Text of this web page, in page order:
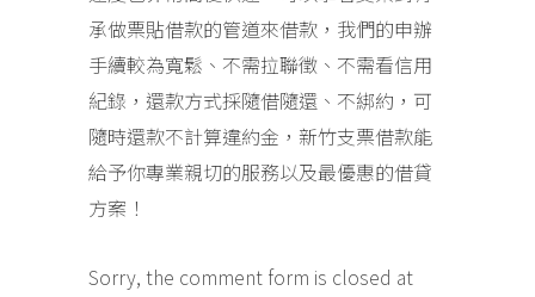
承做票貼借款的管道來借款，我們的申辦
手續較為寬鬆、不需拉聯徵、不需看信用
紀錄，還款方式採隨借隨還、不綁約，可
隨時還款不計算違約金，新竹支票借款能
給予你專業親切的服務以及最優惠的借貸
方案！
Sorry, the comment form is closed at